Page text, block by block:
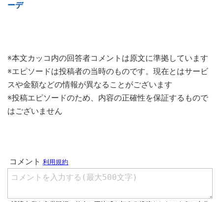
ーデ
※本文カッコ内の回答者コメントは原文に準拠しています
※エピソードは投稿者の当時のものです。現在とはサービ
スや金額などの情報が異なることがございます
※投稿エピソードのため、内容の正確性を保証するもので
はございません